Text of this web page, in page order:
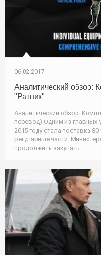
06.02.2017
Аналитический обзор:
"Ратник"
Аналитический обзор:
перевод) Одним из главных
2015 году стала поставка
регулярные части.
продолжить закупать